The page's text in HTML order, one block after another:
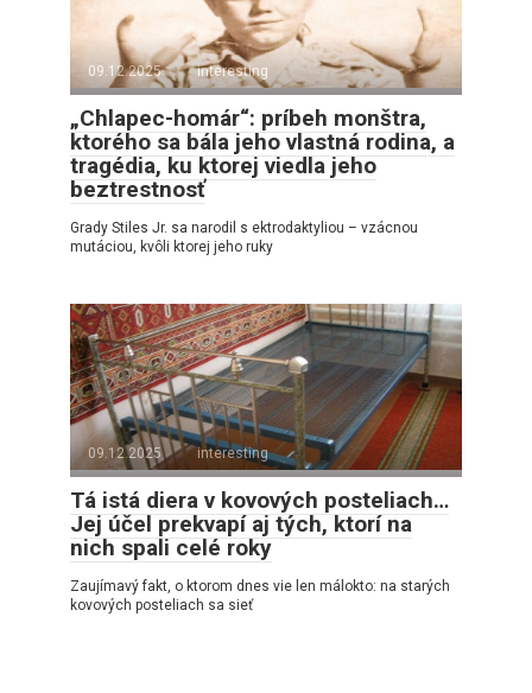
09.12.2025 interesting
„Chlapec-homár“: príbeh monštra,
ktorého sa bála jeho vlastná rodina, a
tragédia, ku ktorej viedla jeho
beztrestnosť
Grady Stiles Jr. sa narodil s ektrodaktyliou – vzácnou
mutáciou, kvôli ktorej jeho ruky
09.12.2025 interesting
Tá istá diera v kovových posteliach…
Jej účel prekvapí aj tých, ktorí na
nich spali celé roky
Zaujímavý fakt, o ktorom dnes vie len málokto: na starých
kovových posteliach sa sieť